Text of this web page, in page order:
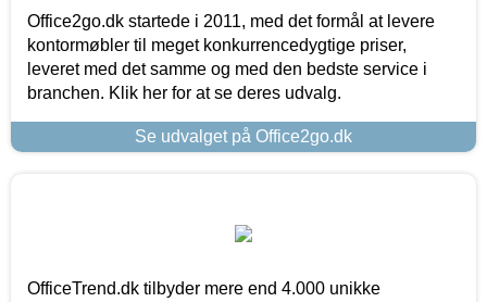
Office2go.dk startede i 2011, med det formål at levere
kontormøbler til meget konkurrencedygtige priser,
leveret med det samme og med den bedste service i
branchen. Klik her for at se deres udvalg.
Se udvalget på Office2go.dk
OfficeTrend.dk tilbyder mere end 4.000 unikke